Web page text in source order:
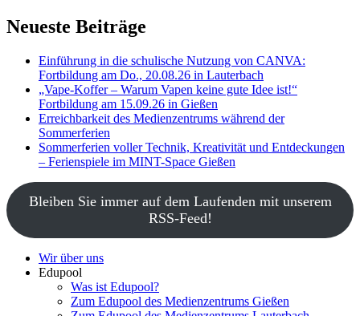
Neueste Beiträge
Einführung in die schulische Nutzung von CANVA:
Fortbildung am Do., 20.08.26 in Lauterbach
„Vape-Koffer – Warum Vapen keine gute Idee ist!“
Fortbildung am 15.09.26 in Gießen
Erreichbarkeit des Medienzentrums während der
Sommerferien
Sommerferien voller Technik, Kreativität und Entdeckungen
– Ferienspiele im MINT-Space Gießen
Bleiben Sie immer auf dem Laufenden mit unserem
RSS-Feed!
Wir über uns
Edupool
Was ist Edupool?
Zum Edupool des Medienzentrums Gießen